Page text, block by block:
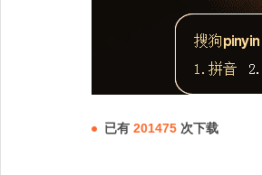
已有 201475 次下载